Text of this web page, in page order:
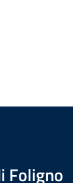
Foligno